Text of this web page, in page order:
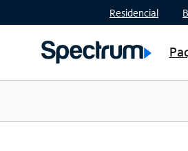
Residencial